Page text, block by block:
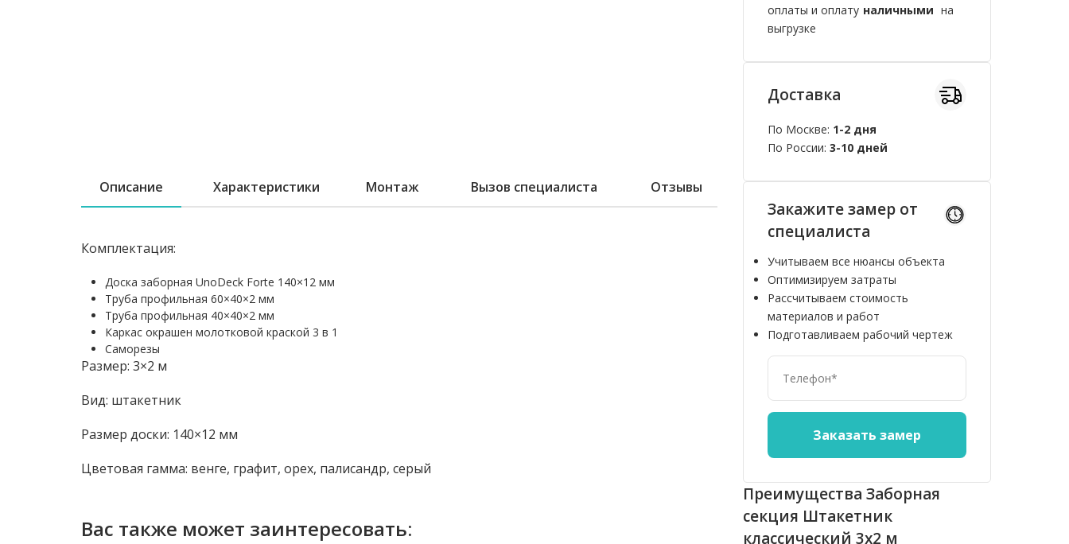
Описание Характеристики Монтаж Вызов специалиста Отзывы
Комплектация:
Доска заборная UnoDeck Forte 140×12 мм
Труба профильная 60×40×2 мм
Труба профильная 40×40×2 мм
Каркас окрашен молотковой краской 3 в 1
Саморезы
Размер: 3×2 м
Вид: штакетник
Размер доски: 140×12 мм
Цветовая гамма: венге, графит, орех, палисандр, серый
Вас также может заинтересовать:
оплаты и оплату наличными на
выгрузке
Доставка
По Москве: 1-2 дня
По России: 3-10 дней
Закажите замер от
специалиста
Учитываем все нюансы объекта
Оптимизируем затраты
Рассчитываем стоимость
материалов и работ
Подготавливаем рабочий чертеж
Преимущества Заборная
секция Штакетник
классический 3х2 м